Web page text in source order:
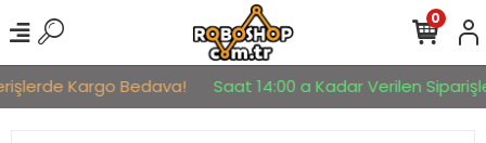
Kargo Bedava! Saat 14:00 a Kadar Verilen
0